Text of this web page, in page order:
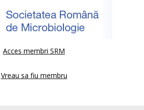
Acces membri SRM
Vreau sa fiu membru